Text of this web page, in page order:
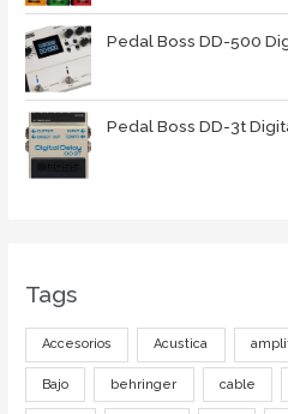
Pedal Boss DD-500
Pedal Boss DD-3t
Tags
Accesorios Acustica
Bajo behringer cable